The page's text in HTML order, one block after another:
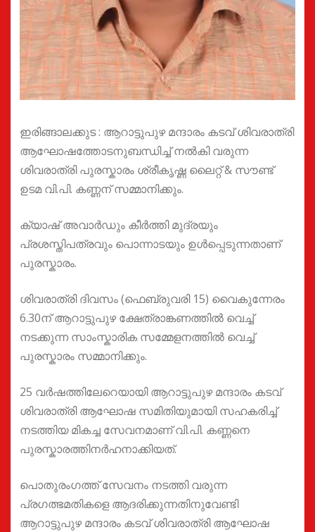
ഇരിങ്ങാലക്കുട : ആറാട്ടുപുഴ മന്ദാരം കടവ് ശിവരാത്രി
ആഘോഷത്തോടനുബന്ധിച്ച് നൽകി വരുന്ന
ശിവരാത്രി പുരസ്കാരം ശ്രീകൃഷ്ണ ലൈറ്റ് & സൗണ്ട്
ഉടമ വി.പി. കണ്ണന് സമ്മാനിക്കും.
ക്യാഷ് അവാർഡും കീർത്തി മുദ്രയും
പ്രശസ്തിപത്രവും പൊന്നാടയും ഉൾപ്പെടുന്നതാണ്
പുരസ്കാരം.
ശിവരാത്രി ദിവസം (ഫെബ്രുവരി 15) വൈകുന്നേരം
6.30ന് ആറാട്ടുപുഴ ക്ഷേത്രാങ്കണത്തിൽ വെച്ച്
നടക്കുന്ന സാംസ്കാരിക സമ്മേളനത്തിൽ വെച്ച്
പുരസ്കാരം സമ്മാനിക്കും.
25 വർഷത്തിലേറെയായി ആറാട്ടുപുഴ മന്ദാരം കടവ്
ശിവരാത്രി ആഘോഷ സമിതിയുമായി സഹകരിച്ച്
നടത്തിയ മികച്ച സേവനമാണ് വി.പി. കണ്ണനെ
പുരസ്കാരത്തിനർഹനാക്കിയത്.
പൊതുരംഗത്ത് സേവനം നടത്തി വരുന്ന
പ്രഗത്ഭമതികളെ ആദരിക്കുന്നതിനുവേണ്ടി
ആറാട്ടുപുഴ മന്ദാരം കടവ് ശിവരാത്രി ആഘോഷ